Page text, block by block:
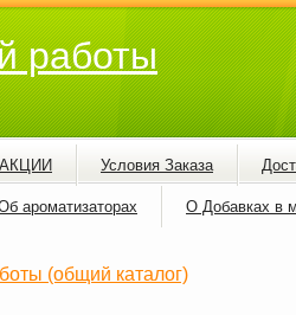
работы
Условия Заказа
ароматизаторах О Добавках в
(общий каталог)